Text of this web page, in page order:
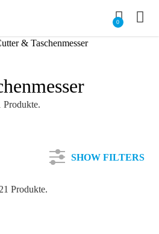
0
& Taschenmesser
Produkte.
SHOW FILTERS
Produkte.